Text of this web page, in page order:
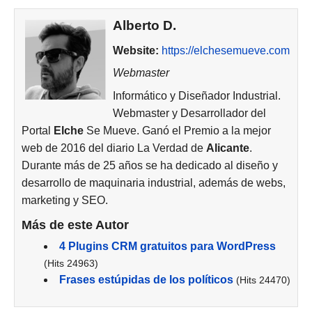
Alberto D.
Website: https://elchesemueve.com
Webmaster
Informático y Diseñador Industrial.
Webmaster y Desarrollador del
Portal
Elche Se Mueve. Ganó el Premio a la mejor
web de 2016 del diario La Verdad de Alicante.
Durante más de 25 años se ha dedicado al diseño y
desarrollo de maquinaria industrial, además de webs,
marketing y SEO.
Más de este Autor
4 Plugins CRM gratuitos para WordPress
(Hits 24963)
Frases estúpidas de los políticos (Hits 24470)